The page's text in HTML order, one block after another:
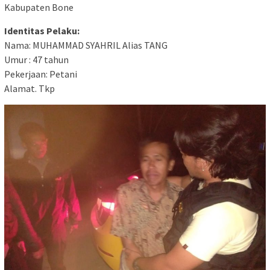
Kabupaten Bone
Identitas Pelaku:
Nama: MUHAMMAD SYAHRIL Alias TANG
Umur : 47 tahun
Pekerjaan: Petani
Alamat. Tkp